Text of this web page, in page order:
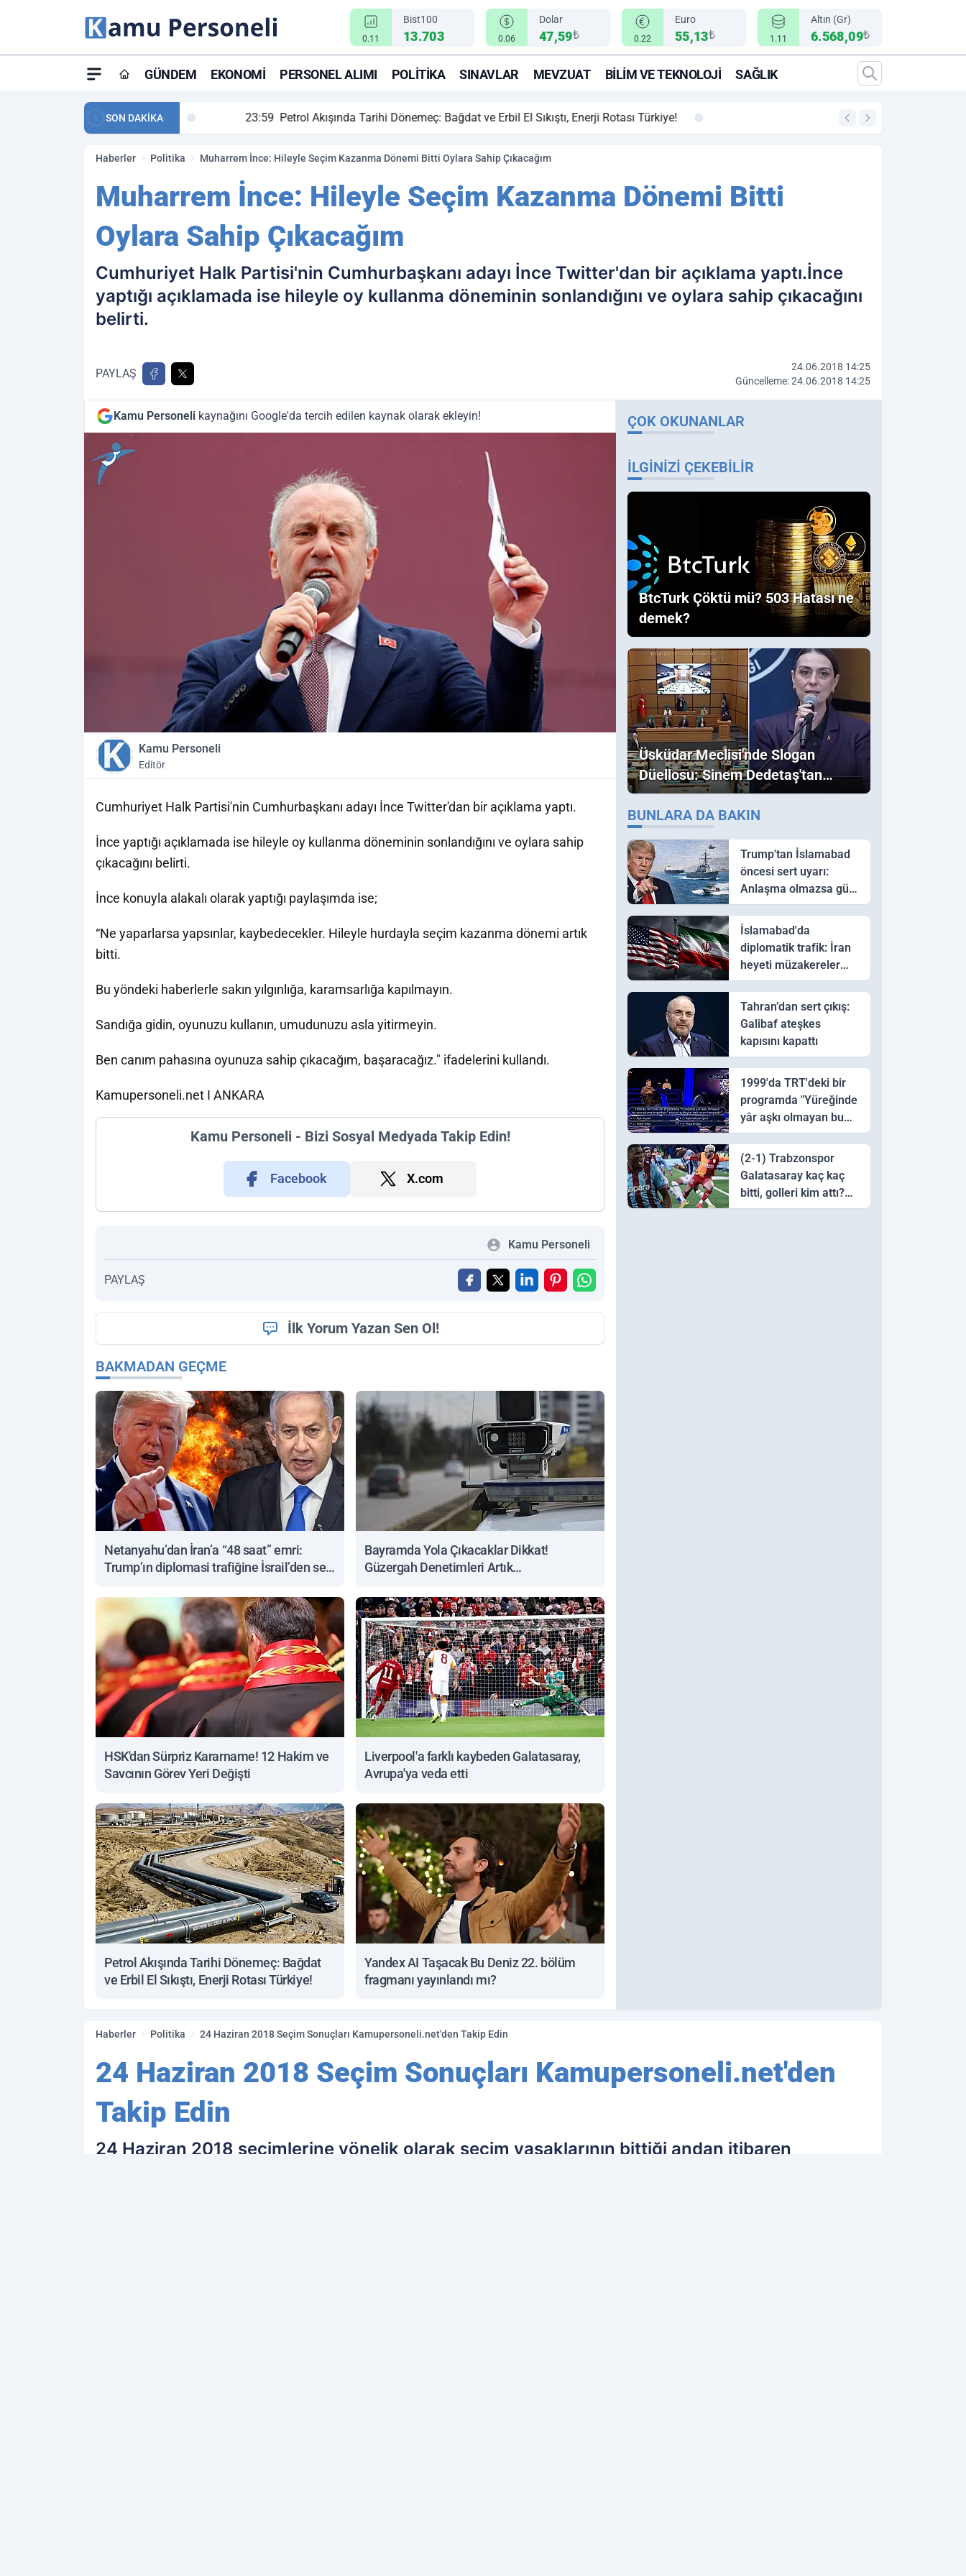
0.11
Bist100
13.703 0.06
Dolar
47,59₺ 0.22
Euro
55,13₺ 1.11
Altın (Gr)
6.568,09₺
GÜNDEM EKONOMI PERSONEL ALIMI POLITIKA SINAVLAR MEVZUAT BILIM VE TEKNOLOJI SAĞLIK
SON DAKİKA
maç özeti ve golleri! 23:59 Petrol Akışında Tarihi Dönemeç: Bağdat ve Erbil El Sıkıştı, Enerji Rotası Türkiye! 00:12
Haberler Politika Muharrem İnce: Hileyle Seçim Kazanma Dönemi Bitti Oylara Sahip Çıkacağım
Muharrem İnce: Hileyle Seçim Kazanma Dönemi Bitti
Oylara Sahip Çıkacağım
Cumhuriyet Halk Partisi'nin Cumhurbaşkanı adayı İnce Twitter'dan bir açıklama yaptı.İnce
yaptığı açıklamada ise hileyle oy kullanma döneminin sonlandığını ve oylara sahip çıkacağını
belirti.
PAYLAŞ
24.06.2018 14:25
Güncelleme: 24.06.2018 14:25
Kamu Personeli kaynağını Google'da tercih edilen kaynak olarak ekleyin!
Kamu Personeli
Editör
Cumhuriyet Halk Partisi'nin Cumhurbaşkanı adayı İnce Twitter'dan bir açıklama yaptı.
İnce yaptığı açıklamada ise hileyle oy kullanma döneminin sonlandığını ve oylara sahip
çıkacağını belirti.
İnce konuyla alakalı olarak yaptığı paylaşımda ise;
“Ne yaparlarsa yapsınlar, kaybedecekler. Hileyle hurdayla seçim kazanma dönemi artık
bitti.
Bu yöndeki haberlerle sakın yılgınlığa, karamsarlığa kapılmayın.
Sandığa gidin, oyunuzu kullanın, umudunuzu asla yitirmeyin.
Ben canım pahasına oyunuza sahip çıkacağım, başaracağız." ifadelerini kullandı.
Kamupersoneli.net I ANKARA
Kamu Personeli - Bizi Sosyal Medyada Takip Edin!
Facebook X.com
Kamu Personeli
PAYLAŞ
İlk Yorum Yazan Sen Ol!
BAKMADAN GEÇME
Netanyahu’dan İran’a “48 saat” emri:
Trump’ın diplomasi trafiğine İsrail’den sert
Bayramda Yola Çıkacaklar Dikkat!
Güzergah Denetimleri Artık
HSK'dan Sürpriz Kararname! 12 Hakim ve
Savcının Görev Yeri Değişti
Liverpool'a farklı kaybeden Galatasaray,
Avrupa'ya veda etti
Petrol Akışında Tarihi Dönemeç: Bağdat
ve Erbil El Sıkıştı, Enerji Rotası Türkiye!
Yandex AI Taşacak Bu Deniz 22. bölüm
fragmanı yayınlandı mı?
ÇOK OKUNANLAR
İLGINIZI ÇEKEBILIR
BtcTurk Çöktü mü? 503 Hatası ne
demek?
Üsküdar Meclisi'nde Slogan
Düellosu: Sinem Dedetaş'tan
Ezber Bozan "Erdoğan" ve
"İmamoğlu" Çıkışı!
BUNLARA DA BAKIN
Trump'tan İslamabad
öncesi sert uyarı:
Anlaşma olmazsa güç
kullanırız
İslamabad'da
diplomatik trafik: İran
heyeti müzakereler
için Pakistan'a ulaştı
Tahran’dan sert çıkış:
Galibaf ateşkes
kapısını kapattı
1999'da TRT'deki bir
programda "Yüreğinde
yâr aşkı olmayan bu
sazı çalarsa tingirdatır"
sözünü söyleyen halk
ozanı hangisidir?
(2-1) Trabzonspor
Galatasaray kaç kaç
bitti, golleri kim attı?
Trabzonspor
Haberler Politika 24 Haziran 2018 Seçim Sonuçları Kamupersoneli.net'den Takip Edin
24 Haziran 2018 Seçim Sonuçları Kamupersoneli.net'den
Takip Edin
24 Haziran 2018 seçimlerine yönelik olarak seçim yasaklarının bittiği andan itibaren